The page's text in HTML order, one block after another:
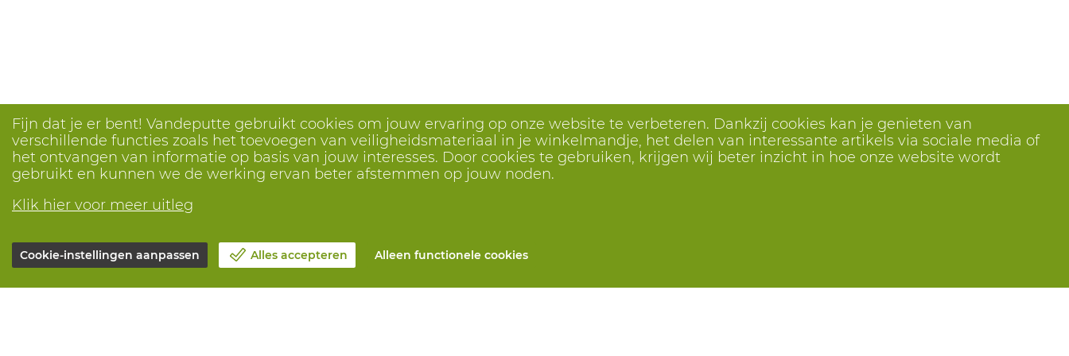
Fijn dat je er bent! Vandeputte gebruikt cookies om jouw ervaring op onze website te verbeteren. Dankzij cookies kan je genieten van
verschillende functies zoals het toevoegen van veiligheidsmateriaal in je winkelmandje, het delen van interessante artikels via sociale media of
het ontvangen van informatie op basis van jouw interesses. Door cookies te gebruiken, krijgen wij beter inzicht in hoe onze website wordt
gebruikt en kunnen we de werking ervan beter afstemmen op jouw noden.
Klik hier voor meer uitleg
Cookie-instellingen aanpassen Alles accepteren Alleen functionele cookies